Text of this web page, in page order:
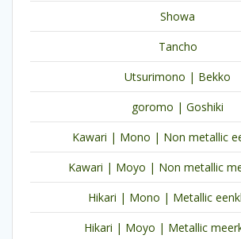
Showa
Tancho
Utsurimono | Bekko
goromo | Goshiki
Kawari | Mono | Non metallic
Kawari | Moyo | Non metallic
Hikari | Mono | Metallic
Hikari | Moyo | Metallic